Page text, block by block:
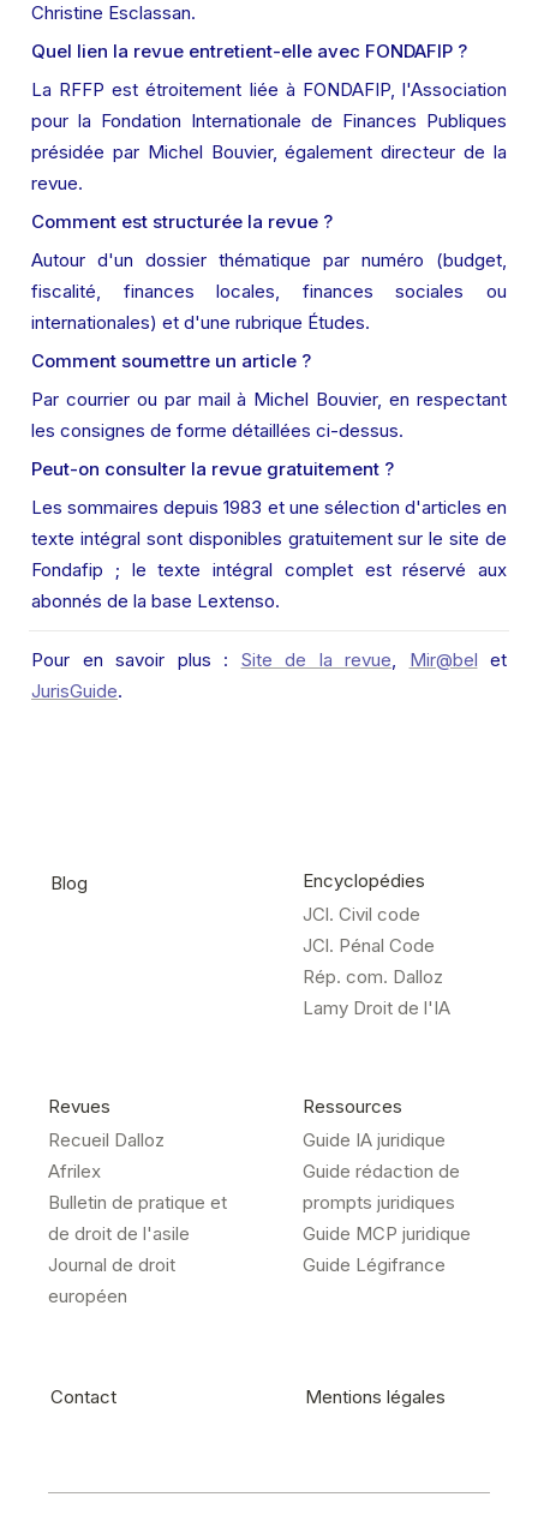
Christine Esclassan.
Quel lien la revue entretient-elle avec FONDAFIP ?
La RFFP est étroitement liée à FONDAFIP, l'Association
pour la Fondation Internationale de Finances Publiques
présidée par Michel Bouvier, également directeur de la
revue.
Comment est structurée la revue ?
Autour d'un dossier thématique par numéro (budget,
fiscalité, finances locales, finances sociales ou
internationales) et d'une rubrique Études.
Comment soumettre un article ?
Par courrier ou par mail à Michel Bouvier, en respectant
les consignes de forme détaillées ci-dessus.
Peut-on consulter la revue gratuitement ?
Les sommaires depuis 1983 et une sélection d'articles en
texte intégral sont disponibles gratuitement sur le site de
Fondafip ; le texte intégral complet est réservé aux
abonnés de la base Lextenso.
Pour en savoir plus : Site de la revue, Mir@bel
JurisGuide.
Blog
Encyclopédies
JCl. Civil code
JCl. Pénal Code
Rép. com. Dalloz
Lamy Droit de l'IA
Revues
Recueil Dalloz
Afrilex
Bulletin de pratique et
de droit de l'asile
Journal de droit
européen
Ressources
Guide IA juridique
Guide rédaction de
prompts juridiques
Guide MCP juridique
Guide Légifrance
Contact Mentions légales